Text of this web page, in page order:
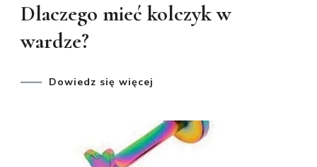
Dlaczego mieć kolczyk w
wardze?
Dowiedz się więcej